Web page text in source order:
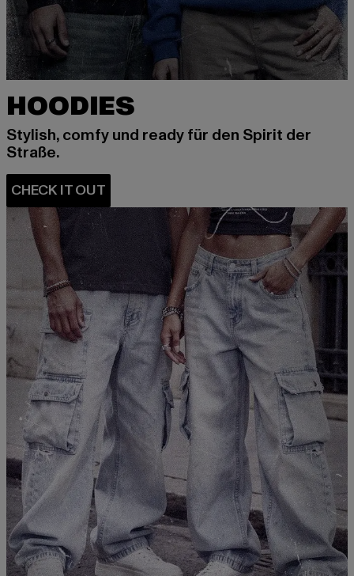
HOODIES
Stylish, comfy und ready für den Spirit der
Straße.